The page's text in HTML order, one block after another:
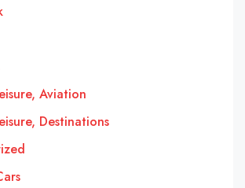
Aviation
Destinations